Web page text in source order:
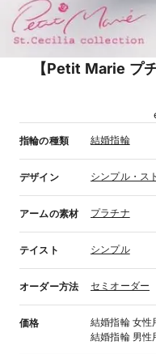
【Petit Marie プ
指輪の種類 結婚指輪
デザイン シンプル・ス
アームの素材 プラチナ
テイスト シンプル
オーダー方法 セミオーダー
価格 結婚指輪 女性
結婚指輪 男性